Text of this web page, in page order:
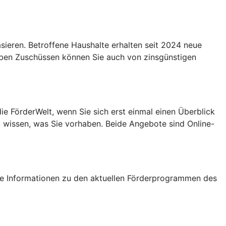
Betroffene Haushalte erhalten seit 2024 neue
Zuschüssen können Sie auch von zinsgünstigen
FörderWelt, wenn Sie sich erst einmal einen Überblick
was Sie vorhaben. Beide Angebote sind Online-
zu den aktuellen Förderprogrammen des